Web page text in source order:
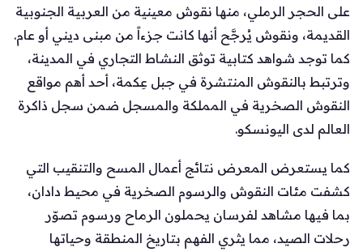
على الحجر الرملي، منها نقوش معينية من العربية الجنوبية
القديمة، ونقوش يُرجَّح أنها كانت جزءاً من مبنى ديني أو عام.
كما توجد شواهد كتابية توثق النشاط التجاري في المدينة،
وترتبط بالنقوش المنتشرة في جبل عِكمة، أحد أهم مواقع
النقوش الصخرية في المملكة والمسجل ضمن سجل ذاكرة
العالم لدى اليونسكو.
كما يستعرض المعرض نتائج أعمال المسح والتنقيب التي
كشفت مئات النقوش والرسوم الصخرية في محيط دادان،
بما فيها مشاهد لفرسان يحملون الرماح ورسوم تصوّر
رحلات الصيد، مما يثري الفهم بتاريخ المنطقة وحياتها